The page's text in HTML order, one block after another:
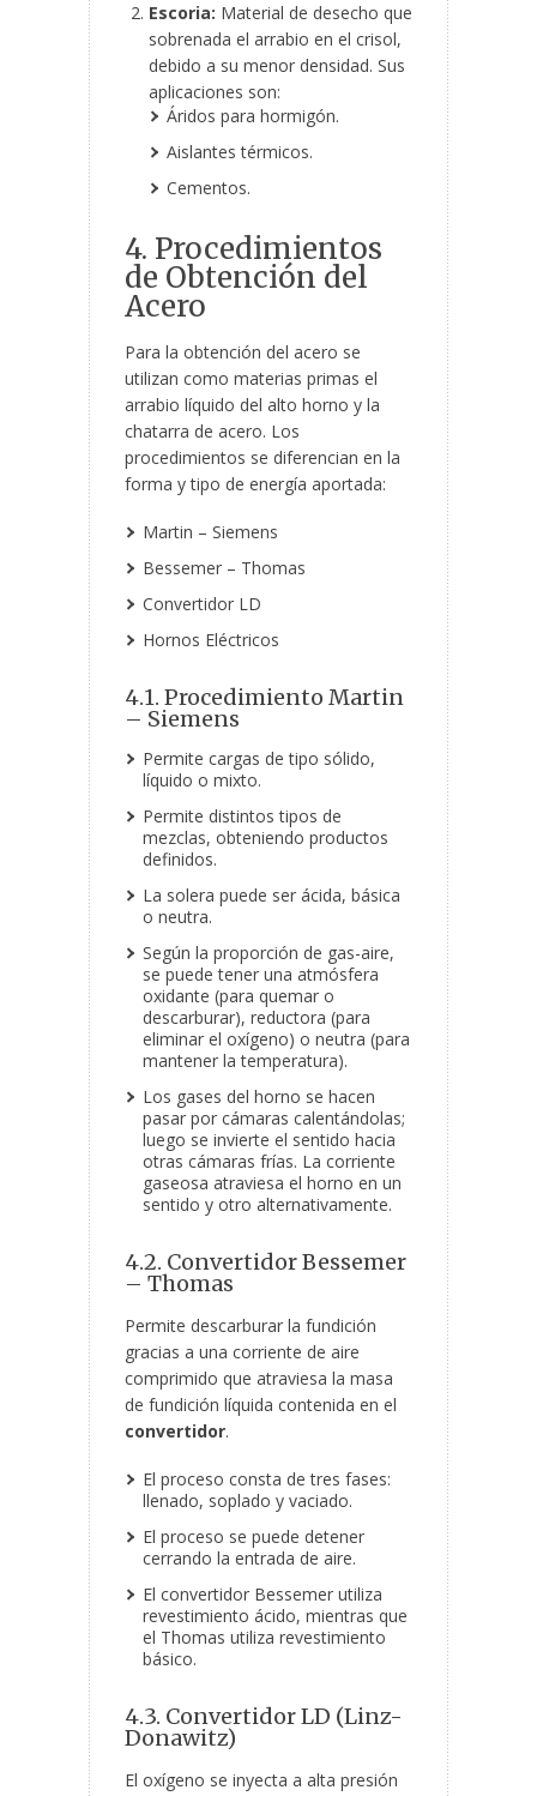
Escoria: Material de desecho que
sobrenada el arrabio en el crisol,
debido a su menor densidad. Sus
aplicaciones son:
Áridos para hormigón.
Aislantes térmicos.
Cementos.
4. Procedimientos
de Obtención del
Acero
Para la obtención del acero se
utilizan como materias primas el
arrabio líquido del alto horno y la
chatarra de acero. Los
procedimientos se diferencian en la
forma y tipo de energía aportada:
Martin – Siemens
Bessemer – Thomas
Convertidor LD
Hornos Eléctricos
4.1. Procedimiento Martin
– Siemens
Permite cargas de tipo sólido,
líquido o mixto.
Permite distintos tipos de
mezclas, obteniendo productos
definidos.
La solera puede ser ácida, básica
o neutra.
Según la proporción de gas-aire,
se puede tener una atmósfera
oxidante (para quemar o
descarburar), reductora (para
eliminar el oxígeno) o neutra (para
mantener la temperatura).
Los gases del horno se hacen
pasar por cámaras calentándolas;
luego se invierte el sentido hacia
otras cámaras frías. La corriente
gaseosa atraviesa el horno en un
sentido y otro alternativamente.
4.2. Convertidor Bessemer
– Thomas
Permite descarburar la fundición
gracias a una corriente de aire
comprimido que atraviesa la masa
de fundición líquida contenida en el
convertidor.
El proceso consta de tres fases:
llenado, soplado y vaciado.
El proceso se puede detener
cerrando la entrada de aire.
El convertidor Bessemer utiliza
revestimiento ácido, mientras que
el Thomas utiliza revestimiento
básico.
4.3. Convertidor LD (Linz-
Donawitz)
El oxígeno se inyecta a alta presión